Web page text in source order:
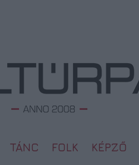
TÁNC FOLK KÉPZŐ